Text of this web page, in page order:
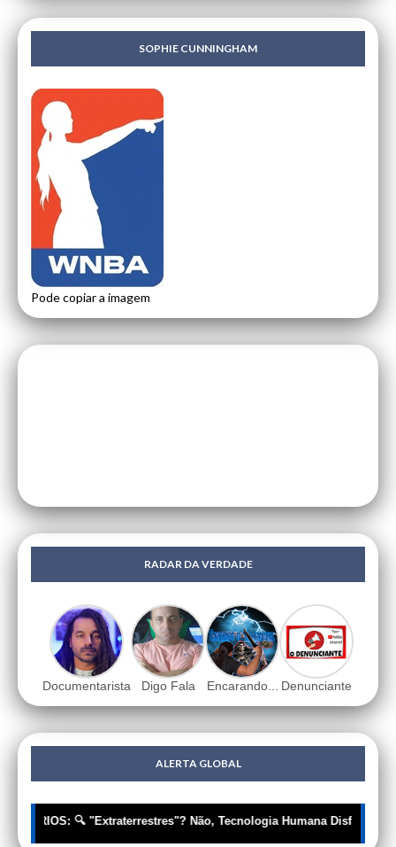
SOPHIE CUNNINGHAM
Pode copiar a imagem
RADAR DA VERDADE
Documentarista Digo Fala Encarando... Denunciante
ALERTA GLOBAL
🔍 "Extraterrestres"? Não, Tecnologia Humana Disfarçada |